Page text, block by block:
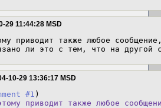
29 11:44:28 MSD
приводит также любое
ли это с тем, что на другой
10-29 13:36:17 MSD
#1
приводит также любое